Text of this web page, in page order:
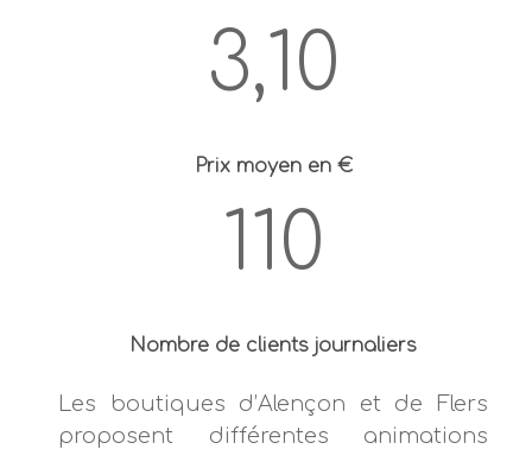
3,10
Prix moyen en €
110
Nombre de clients journaliers
Les boutiques d’Alençon et de Flers
proposent différentes animations